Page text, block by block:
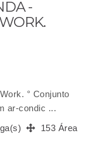
-
° Conjunto
ar-condic ...
153 Área